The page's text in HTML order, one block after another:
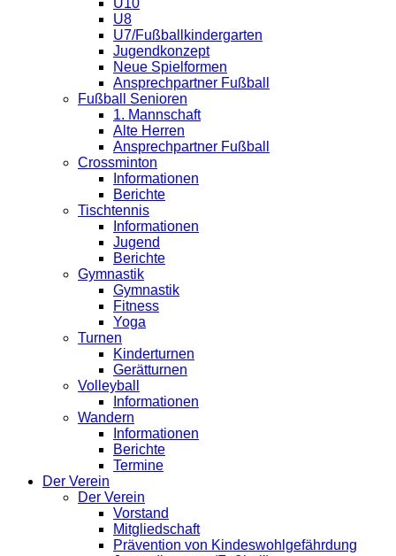
U10
U8
U7/Fußballkindergarten
Jugendkonzept
Neue Spielformen
Ansprechpartner Fußball
Fußball Senioren
1. Mannschaft
Alte Herren
Ansprechpartner Fußball
Crossminton
Informationen
Berichte
Tischtennis
Informationen
Jugend
Berichte
Gymnastik
Gymnastik
Fitness
Yoga
Turnen
Kinderturnen
Gerätturnen
Volleyball
Informationen
Wandern
Informationen
Berichte
Termine
Der Verein
Der Verein
Vorstand
Mitgliedschaft
Prävention von Kindeswohlgefährdung